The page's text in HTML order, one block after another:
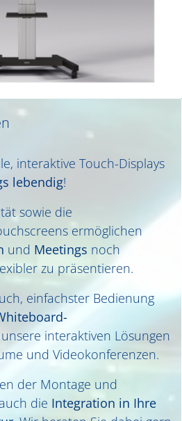
interaktive Touch-Displays
lebendig!
sowie die
ermöglichen
und Meetings noch
zu präsentieren.
einfachster Bedienung
interaktiven Lösungen
und Videokonferenzen.
der Montage und
die Integration in Ihre